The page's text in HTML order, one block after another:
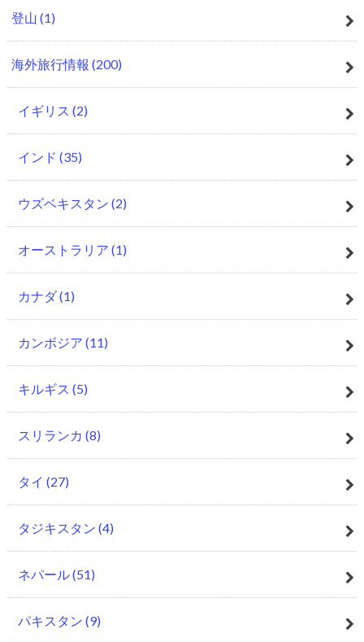
登山 (1)
海外旅行情報 (200)
イギリス (2)
インド (35)
ウズベキスタン (2)
オーストラリア (1)
カナダ(1)
カンボジア (11)
キルギス (5)
スリランカ (8)
タイ (27)
タジキスタン (4)
ネパール(51)
パキスタン (9)